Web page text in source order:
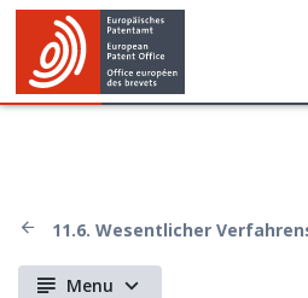
11.6. Wesentlicher
Menu